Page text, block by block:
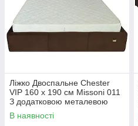
Ліжко Двоспальне Chester
VIP 160 х 190 см Missoni 011
З додатковою металевою
цільнозварною рамою
Темно-коричневий
В наявності